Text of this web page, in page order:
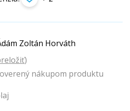
Zoltán Horváth
)
nákupom produktu